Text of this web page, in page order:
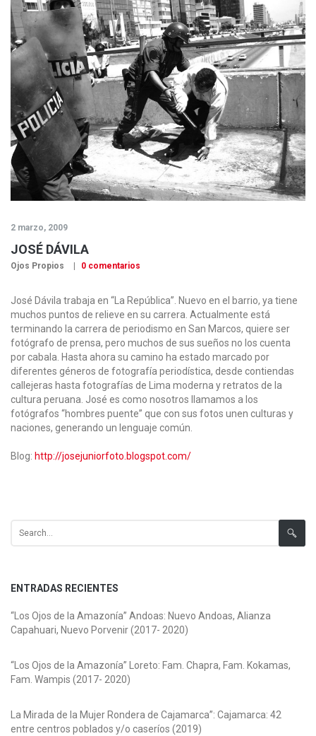
2 marzo, 2009
JOSÉ DÁVILA
Ojos Propios 0 comentarios
José Dávila trabaja en “La República”. Nuevo en el barrio, ya tiene
muchos puntos de relieve en su carrera. Actualmente está
terminando la carrera de periodismo en San Marcos, quiere ser
fotógrafo de prensa, pero muchos de sus sueños no los cuenta
por cabala. Hasta ahora su camino ha estado marcado por
diferentes géneros de fotografía periodística, desde contiendas
callejeras hasta fotografías de Lima moderna y retratos de la
cultura peruana. José es como nosotros llamamos a los
fotógrafos “hombres puente” que con sus fotos unen culturas y
naciones, generando un lenguaje común.
Blog: http://josejuniorfoto.blogspot.com/
Search for:
ENTRADAS RECIENTES
“Los Ojos de la Amazonía” Andoas: Nuevo Andoas, Alianza
Capahuari, Nuevo Porvenir (2017- 2020)
“Los Ojos de la Amazonía” Loreto: Fam. Chapra, Fam. Kokamas,
Fam. Wampis (2017- 2020)
La Mirada de la Mujer Rondera de Cajamarca”: Cajamarca: 42
entre centros poblados y/o caseríos (2019)